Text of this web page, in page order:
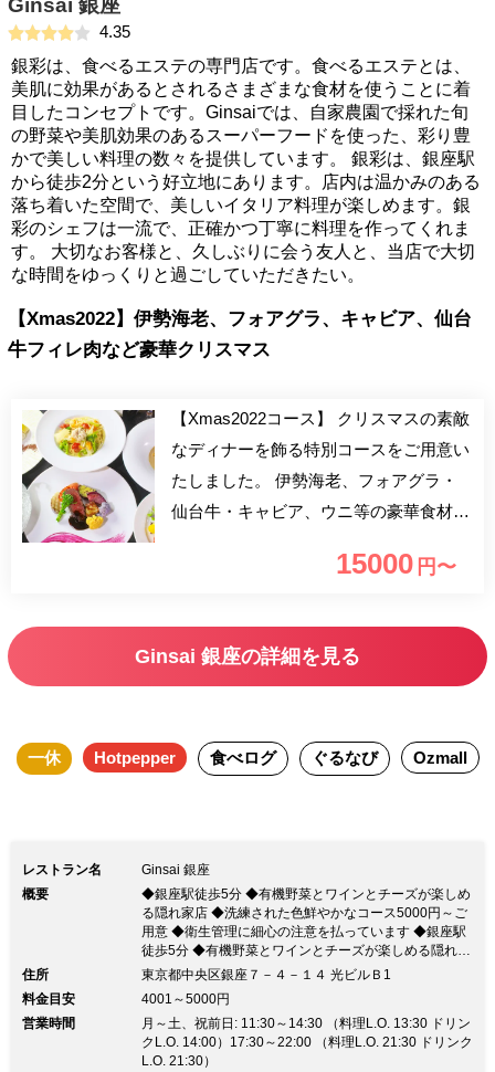
Ginsai 銀座
4.35
銀彩は、食べるエステの専門店です。食べるエステとは、
美肌に効果があるとされるさまざまな食材を使うことに着
目したコンセプトです。Ginsaiでは、自家農園で採れた旬
の野菜や美肌効果のあるスーパーフードを使った、彩り豊
かで美しい料理の数々を提供しています。 銀彩は、銀座駅
から徒歩2分という好立地にあります。店内は温かみのある
落ち着いた空間で、美しいイタリア料理が楽しめます。銀
彩のシェフは一流で、正確かつ丁寧に料理を作ってくれま
す。 大切なお客様と、久しぶりに会う友人と、当店で大切
な時間をゆっくりと過ごしていただきたい。
【Xmas2022】伊勢海老、フォアグラ、キャビア、仙台
牛フィレ肉など豪華クリスマス
【Xmas2022コース】 クリスマスの素敵
なディナーを飾る特別コースをご用意い
たしました。 伊勢海老、フォアグラ・
仙台牛・キャビア、ウニ等の豪華食材を
ております。 皆様で素敵なディナータ
15000 円〜
Ginsai 銀座の詳細を見る
一休 Hotpepper 食べログ ぐるなび Ozmall
レストラン名
Ginsai 銀座
概要
◆銀座駅徒歩5分 ◆有機野菜とワインとチーズが楽しめ
る隠れ家店 ◆洗練された色鮮やかなコース5000円～ご
用意 ◆衛生管理に細心の注意を払っています ◆銀座駅
徒歩5分 ◆有機野菜とワインとチーズが楽しめる隠れ家
店 ◆洗練された色鮮やかなコース5000円～ご用意 ◆衛
温徹底、マスク着用 ご入店前の手指のアルコール消
毒、検温のお願い 店内換気・可能な限り席間を離して
のご案内 など、衛生面に最大限配慮して営業していま
す。 「美・健康・癒し」をコンセプトの【Ginsai 銀
住所
東京都中央区銀座７－４－１４ 光ビルＢ1
料金目安
4001～5000円
営業時間
月～土、祝前日: 11:30～14:30 （料理L.O. 13:30 ドリン
クL.O. 14:00）17:30～22:00 （料理L.O. 21:30 ドリンク
L.O. 21:30）